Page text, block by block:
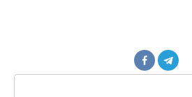
Поиск: